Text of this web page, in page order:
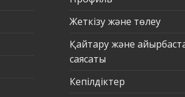
Жеткізу және төлеу
Қайтару және
саясаты
Кепілдіктер